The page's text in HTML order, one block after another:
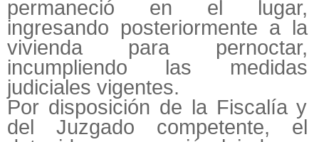
permaneció en el lugar,
ingresando posteriormente a la
vivienda para pernoctar,
incumpliendo las medidas
judiciales vigentes.
Por disposición de la Fiscalía y
del Juzgado competente, el